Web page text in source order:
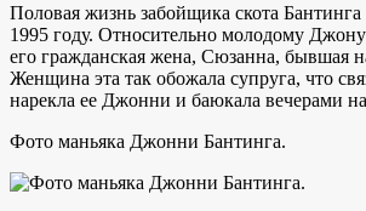
Половая жизнь забойщика скота Бантинга
1995 году. Относительно молодому
его гражданская жена, Сюзанна, бывшая
Женщина эта так обожала супруга, что
нарекла ее Джонни и баюкала вечерами
Фото маньяка Джонни Бантинга.